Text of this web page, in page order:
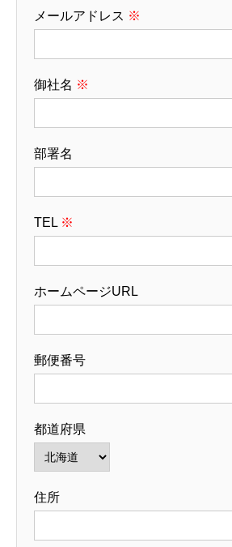
メールアドレス ※
御社名 ※
部署名
TEL ※
ホームページURL
郵便番号
都道府県
住所